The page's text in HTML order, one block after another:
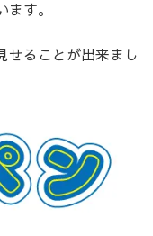
す。
せることが出来まし